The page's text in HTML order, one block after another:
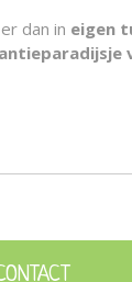
dan in eigen
CONTACT